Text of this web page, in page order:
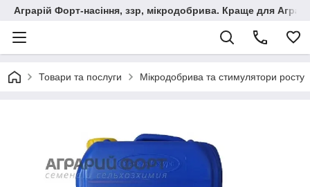
Аграрій Форт-насіння, ззр, мікродобрива. Краще для
Товари та послуги Мікродобрива та стимулятори росту